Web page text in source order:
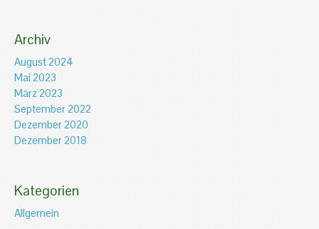
Archiv
August 2024
Mai 2023
März 2023
September 2022
Dezember 2020
Dezember 2018
Kategorien
Allgemein